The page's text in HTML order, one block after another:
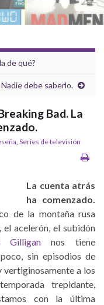
de qué?
debe saberlo.
Bad. La
Series de televisión
La cuenta atrás
ha comenzado.
de la montaña rusa
acelerón, el subidón
Gilligannos tiene
sin episodios de
a los
trepidante,
con la última